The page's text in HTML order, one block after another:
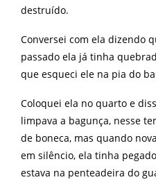
destruído.
Conversei com ela dizendo
passado ela já tinha
que esqueci ele na pia do
Coloquei ela no quarto e
limpava a bagunça, nesse
de boneca, mas quando
em silêncio, ela tinha
estava na penteadeira do